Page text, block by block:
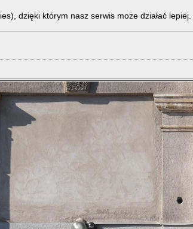
dzięki którym nasz serwis może działać lepiej.